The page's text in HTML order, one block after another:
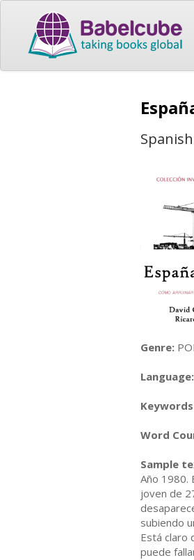
Genre:
Language:
Word
Sample
Año 1980.
joven de
subiendo
Está claro
puede